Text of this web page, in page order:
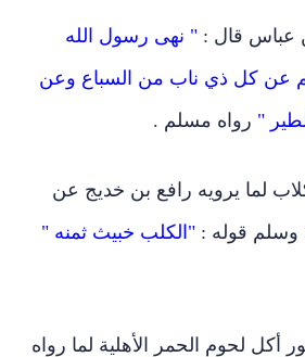
عباس قال : " نهى رسول الله
عن كل ذي ناب من السباع وعن
" رواه مسلم .
لما يرويه رافع بن خديج عن
وسلم قوله : "الكلب خبيث ثمنه "
أكل لحوم الحمر الأهلية لما رواه